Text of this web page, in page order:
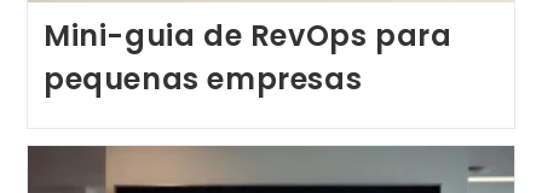
Mini-guia de RevOps para
pequenas empresas